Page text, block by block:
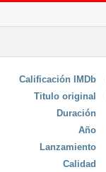
Calificación IMDb
Titulo original
Duración
Año
Lanzamiento
Calidad